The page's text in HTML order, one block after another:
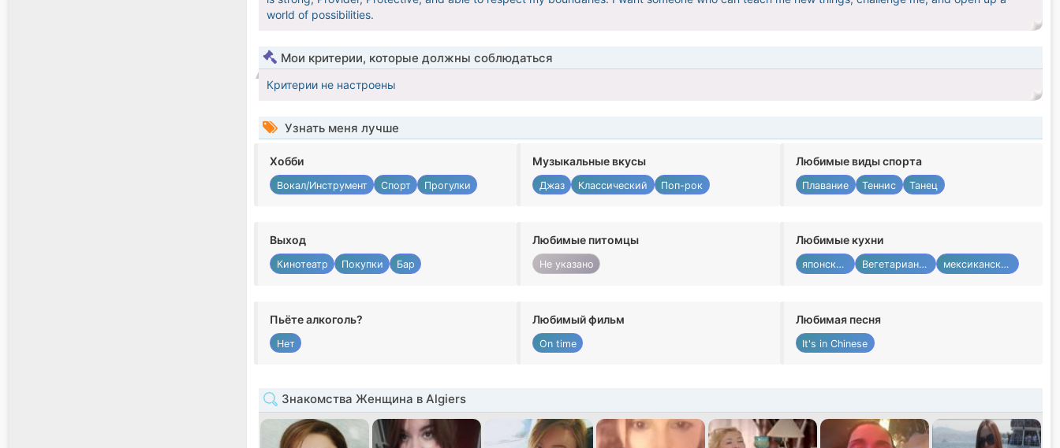
world of possibilities.
Мои критерии, которые должны соблюдаться
Критерии не настроены
Узнать меня лучше
Хобби
Вокал/Инструмент Спорт Прогулки
Музыкальные вкусы
Джаз Классический Поп-рок
Любимые виды спорта
Плавание Теннис Танец
Выход
Кинотеатр Покупки Бар
Любимые питомцы
Не указано
Любимые кухни
японский Вегетарианец мексиканский
Пьёте алкоголь?
Нет
Любимый фильм
On time
Любимая песня
It's in Chinese
Знакомства Женщина в Algiers